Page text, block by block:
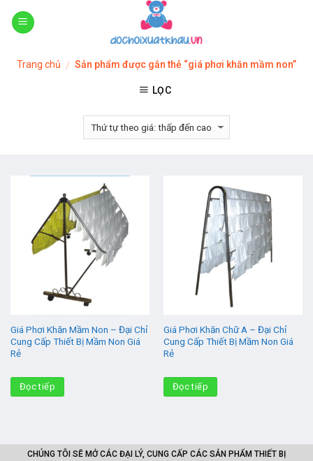
Skip
Trang chủ / Sản phẩm được gắn thẻ “giá phơi khăn mầm non”
LỌC
Giá Phơi Khăn Mầm Non – Đại Chỉ
Cung Cấp Thiết Bị Mầm Non Giá
Rẻ
Đọc tiếp
Giá Phơi Khăn Chữ A – Đại Chỉ
Cung Cấp Thiết Bị Mầm Non Giá
Rẻ
Đọc tiếp
CHÚNG TÔI SẼ MỞ CÁC ĐẠI LÝ, CUNG CẤP CÁC SẢN PHẨM THIẾT BỊ